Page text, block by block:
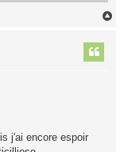
j'ai encore espoir